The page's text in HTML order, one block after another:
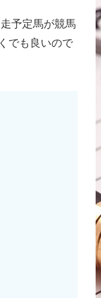
予定馬が競馬
でも良いので